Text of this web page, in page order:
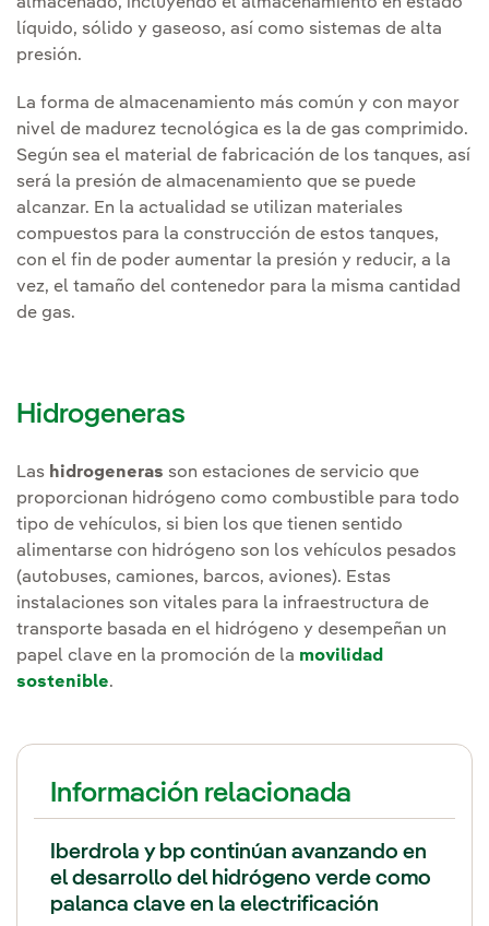
líquido, sólido y gaseoso, así como sistemas de alta
presión.
La forma de almacenamiento más común y con mayor
nivel de madurez tecnológica es la de gas comprimido.
Según sea el material de fabricación de los tanques, así
será la presión de almacenamiento que se puede
alcanzar. En la actualidad se utilizan materiales
compuestos para la construcción de estos tanques,
con el fin de poder aumentar la presión y reducir, a la
vez, el tamaño del contenedor para la misma cantidad
de gas.
Hidrogeneras
Las hidrogeneras son estaciones de servicio que
proporcionan hidrógeno como combustible para todo
tipo de vehículos, si bien los que tienen sentido
alimentarse con hidrógeno son los vehículos pesados
(autobuses, camiones, barcos, aviones). Estas
instalaciones son vitales para la infraestructura de
transporte basada en el hidrógeno y desempeñan un
papel clave en la promoción de la movilidad
sostenible.
Información relacionada
Iberdrola y bp continúan avanzando en
el desarrollo del hidrógeno verde como
palanca clave en la electrificación